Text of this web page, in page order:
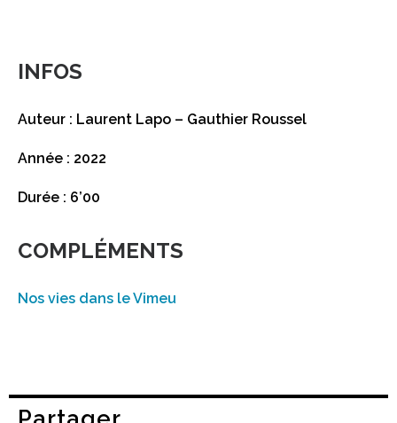
INFOS
Auteur : Laurent Lapo – Gauthier Roussel
Année : 2022
Durée : 6’00
COMPLÉMENTS
Nos vies dans le Vimeu